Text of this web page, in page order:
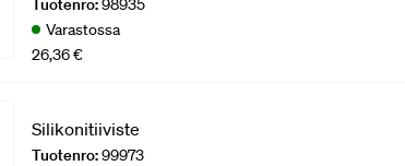
Tuotenro:98935
Varastossa
26,36 €
Silikonitiiviste
Tuotenro:99973